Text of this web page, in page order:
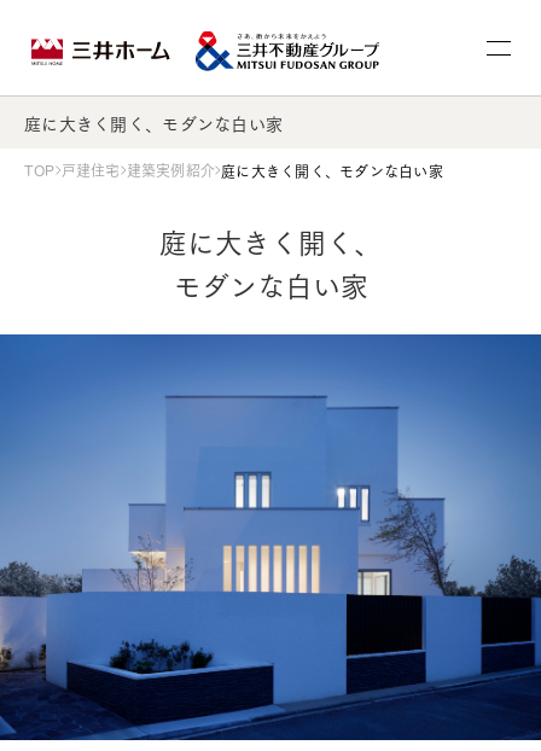
庭に大きく開く、モダンな白い家
TOP 戸建住宅 建築実例紹介 庭に大きく開く、モダンな白い家
庭に大きく開く、
モダンな白い家